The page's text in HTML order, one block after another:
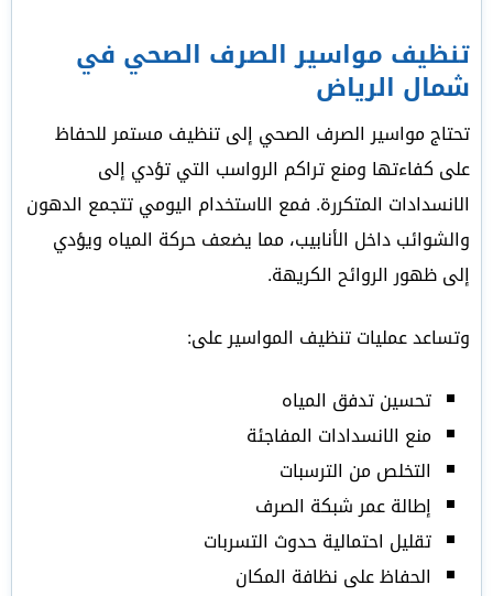
تنظيف مواسير الصرف الصحي في
شمال الرياض
تحتاج مواسير الصرف الصحي إلى تنظيف مستمر للحفاظ
على كفاءتها ومنع تراكم الرواسب التي تؤدي إلى
الانسدادات المتكررة. فمع الاستخدام اليومي تتجمع الدهون
والشوائب داخل الأنابيب، مما يضعف حركة المياه ويؤدي
إلى ظهور الروائح الكريهة.
وتساعد عمليات تنظيف المواسير على:
تحسين تدفق المياه
منع الانسدادات المفاجئة
التخلص من الترسبات
إطالة عمر شبكة الصرف
تقليل احتمالية حدوث التسربات
الحفاظ على نظافة المكان